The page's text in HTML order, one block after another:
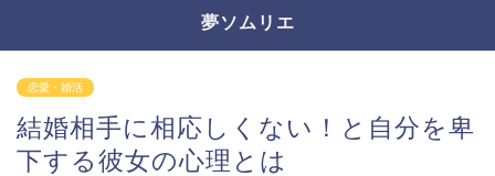
夢ソムリエ
恋愛・婚活
結婚相手に相応しくない！と自分を卑
下する彼女の心理とは